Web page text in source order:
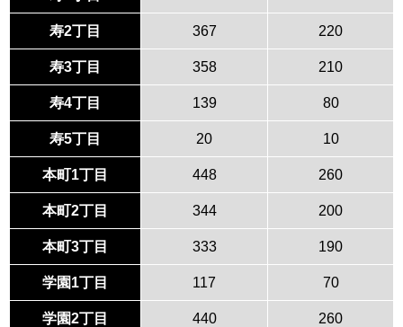
寿2丁目 367 220
寿3丁目 358 210
寿4丁目 139 80
寿5丁目 20 10
本町1丁目 448 260
本町2丁目 344 200
本町3丁目 333 190
学園1丁目 117 70
学園2丁目 440 260